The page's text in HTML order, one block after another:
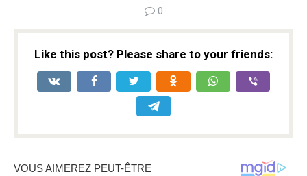
0
Like this post? Please share to your friends: